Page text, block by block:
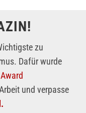
zu
Dafür wurde
und verpasse